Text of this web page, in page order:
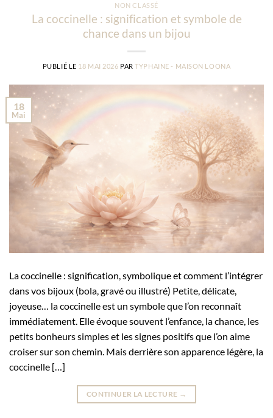
NON CLASSÉ
La coccinelle : signification et symbole de
chance dans un bijou
PUBLIÉ LE 18 MAI 2026 PARTYPHAINE - MAISON LOONA
18
Mai
La coccinelle : signification, symbolique et comment l’intégrer
dans vos bijoux (bola, gravé ou illustré) Petite, délicate,
joyeuse… la coccinelle est un symbole que l’on reconnaît
immédiatement. Elle évoque souvent l’enfance, la chance, les
petits bonheurs simples et les signes positifs que l’on aime
croiser sur son chemin. Mais derrière son apparence légère, la
coccinelle […]
CONTINUER LA LECTURE →